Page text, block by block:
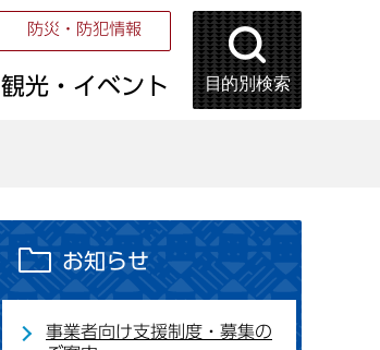
防災・防犯情報
観光・イベント 目的別検索
お知らせ
事業者向け支援制度・募集の